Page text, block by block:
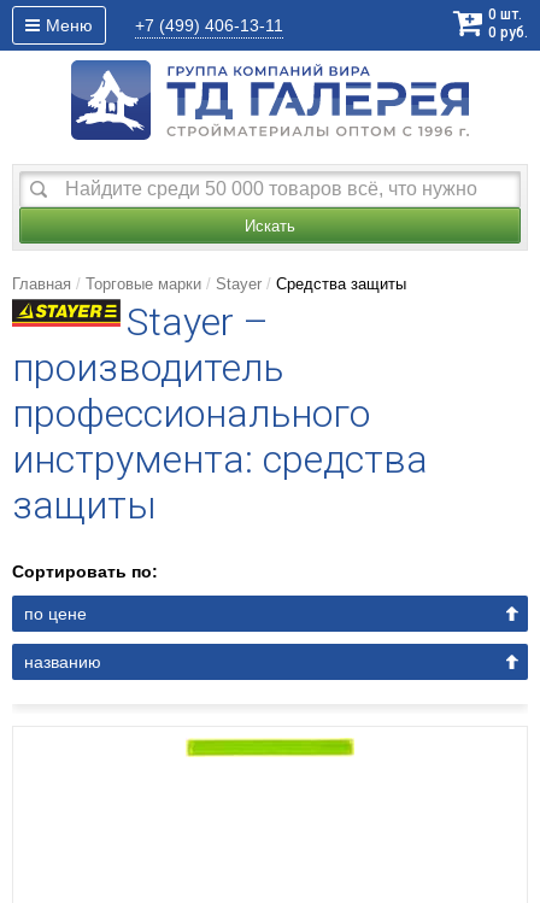
Меню +7 (499) 406-13-11
0 шт.
0 руб.
Искать
Главная Торговые марки Stayer Средства защиты
Stayer –
производитель
профессионального
инструмента: средства
защиты
Сортировать по:
по цене
названию